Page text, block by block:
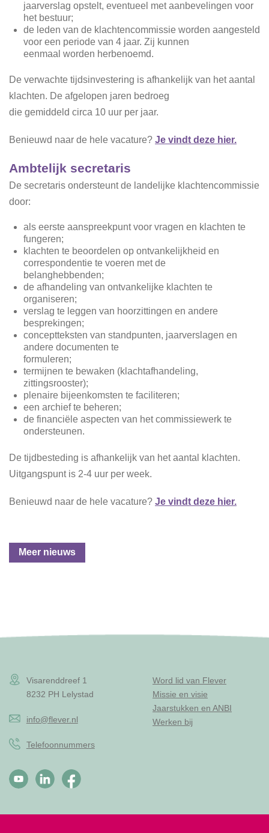
jaarverslag opstelt, eventueel met aanbevelingen voor
het bestuur;
de leden van de klachtencommissie worden aangesteld
voor een periode van 4 jaar. Zij kunnen
eenmaal worden herbenoemd.
De verwachte tijdsinvestering is afhankelijk van het aantal
klachten. De afgelopen jaren bedroeg
die gemiddeld circa 10 uur per jaar.
Benieuwd naar de hele vacature? Je vindt deze hier.
Ambtelijk secretaris
De secretaris ondersteunt de landelijke klachtencommissie
door:
a ls eerste aanspreekpunt voor vragen en klachten te
fungeren;
k lachten te beoordelen op ontvankelijkheid en
correspondentie te voeren met de
belanghebbenden;
de afhandeling van ontvankelijke klachten te
organiseren;
verslag te leggen van hoorzittingen en andere
besprekingen;
conceptteksten van standpunten, jaarverslagen en
andere documenten te
formuleren;
termijnen te bewaken (klachtafhandeling,
zittingsrooster);
p lenaire bijeenkomsten te faciliteren;
een archief te beheren;
de financiële aspecten van het commissiewerk te
ondersteunen.
De tijdbesteding is afhankelijk van het aantal klachten.
Uitgangspunt is 2-4 uur per week.
Benieuwd naar de hele vacature? Je vindt deze hier.
Meer nieuws
Visarenddreef 1
8232 PH Lelystad
info@flever.nl
Telefoonnummers
Word lid van Flever
Missie en visie
Jaarstukken en ANBI
Werken bij